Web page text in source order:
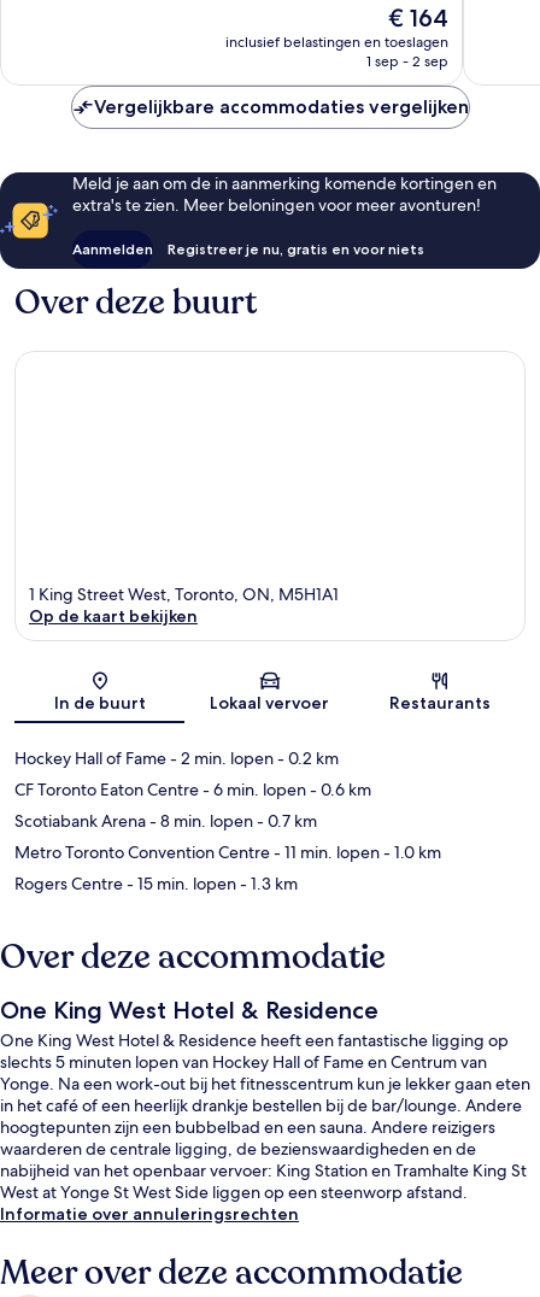
De
prijs
is
€ 164
inclusief belastingen en toeslagen
1 sep - 2 sep
Vergelijkbare accommodaties vergelijken
Meld je aan om de in aanmerking komende kortingen en
extra's te zien. Meer beloningen voor meer avonturen!
Aanmelden Registreer je nu, gratis en voor niets
Over deze buurt
Kaart
1 King Street West, Toronto, ON, M5H1A1
Op de kaart bekijken
In de buurt Lokaal vervoer Restaurants
Hockey Hall of Fame- 2 min. lopen- 0.2 km
CF Toronto Eaton Centre- 6 min. lopen- 0.6 km
Scotiabank Arena- 8 min. lopen- 0.7 km
Metro Toronto Convention Centre- 11 min. lopen- 1.0 km
Rogers Centre- 15 min. lopen- 1.3 km
Over deze accommodatie
One King West Hotel & Residence
One King West Hotel & Residence heeft een fantastische ligging op
slechts 5 minuten lopen van Hockey Hall of Fame en Centrum van
Yonge. Na een work-out bij het fitnesscentrum kun je lekker gaan eten
in het café of een heerlijk drankje bestellen bij de bar/lounge. Andere
hoogtepunten zijn een bubbelbad en een sauna. Andere reizigers
waarderen de centrale ligging, de bezienswaardigheden en de
nabijheid van het openbaar vervoer: King Station en Tramhalte King St
West at Yonge St West Side liggen op een steenworp afstand.
Informatie over annuleringsrechten
Meer over deze accommodatie